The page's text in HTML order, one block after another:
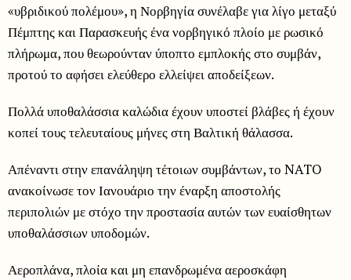
«υβριδικού πολέμου», η Νορβηγία συνέλαβε για λίγο μεταξύ
Πέμπτης και Παρασκευής ένα νορβηγικό πλοίο με ρωσικό
πλήρωμα, που θεωρούνταν ύποπτο εμπλοκής στο συμβάν,
προτού το αφήσει ελεύθερο ελλείψει αποδείξεων.
Πολλά υποθαλάσσια καλώδια έχουν υποστεί βλάβες ή έχουν
κοπεί τους τελευταίους μήνες στη Βαλτική θάλασσα.
Απέναντι στην επανάληψη τέτοιων συμβάντων, το NATO
ανακοίνωσε τον Ιανουάριο την έναρξη αποστολής
περιπολιών με στόχο την προστασία αυτών των ευαίσθητων
υποθαλάσσιων υποδομών.
Αεροπλάνα, πλοία και μη επανδρωμένα αεροσκάφη